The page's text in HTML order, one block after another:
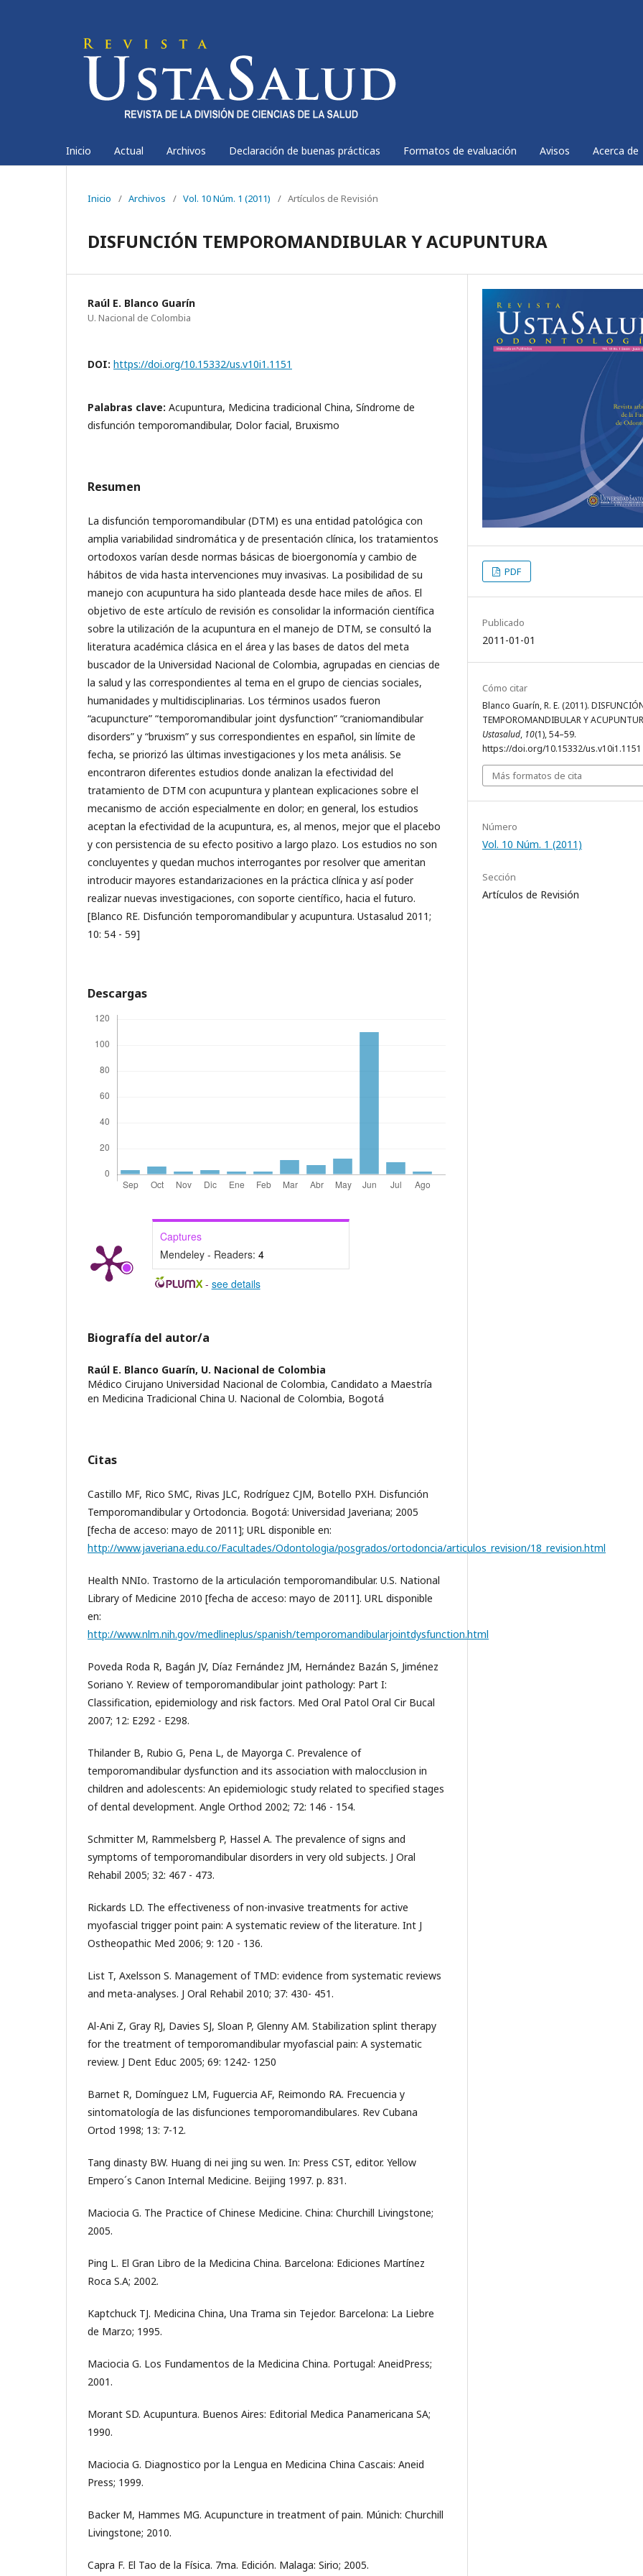
Inicio Actual Archivos Declaración de buenas prácticas Formatos de evaluación Avisos Acerca de
Inicio / Archivos / Vol. 10 Núm. 1 (2011) / Artículos de Revisión
DISFUNCIÓN TEMPOROMANDIBULAR Y ACUPUNTURA
Raúl E. Blanco Guarín
U. Nacional de Colombia
DOI: https://doi.org/10.15332/us.v10i1.1151
Palabras clave: Acupuntura, Medicina tradicional China, Síndrome de
disfunción temporomandibular, Dolor facial, Bruxismo
Resumen
La disfunción temporomandibular (DTM) es una entidad patológica con
amplia variabilidad sindromática y de presentación clínica, los tratamientos
ortodoxos varían desde normas básicas de bioergonomía y cambio de
hábitos de vida hasta intervenciones muy invasivas. La posibilidad de su
manejo con acupuntura ha sido planteada desde hace miles de años. El
objetivo de este artículo de revisión es consolidar la información científica
sobre la utilización de la acupuntura en el manejo de DTM, se consultó la
literatura académica clásica en el área y las bases de datos del meta
buscador de la Universidad Nacional de Colombia, agrupadas en ciencias de
la salud y las correspondientes al tema en el grupo de ciencias sociales,
humanidades y multidisciplinarias. Los términos usados fueron
“acupuncture” “temporomandibular joint dysfunction” “craniomandibular
disorders” y “bruxism” y sus correspondientes en español, sin límite de
fecha, se priorizó las últimas investigaciones y los meta análisis. Se
encontraron diferentes estudios donde analizan la efectividad del
tratamiento de DTM con acupuntura y plantean explicaciones sobre el
mecanismo de acción especialmente en dolor; en general, los estudios
aceptan la efectividad de la acupuntura, es, al menos, mejor que el placebo
y con persistencia de su efecto positivo a largo plazo. Los estudios no son
concluyentes y quedan muchos interrogantes por resolver que ameritan
introducir mayores estandarizaciones en la práctica clínica y así poder
realizar nuevas investigaciones, con soporte científico, hacia el futuro.
[Blanco RE. Disfunción temporomandibular y acupuntura. Ustasalud 2011;
10: 54 - 59]
Descargas
Captures
Mendeley - Readers: 4
- see details
Biografía del autor/a
Raúl E. Blanco Guarín, U. Nacional de Colombia
Médico Cirujano Universidad Nacional de Colombia, Candidato a Maestría
en Medicina Tradicional China U. Nacional de Colombia, Bogotá
Citas
Castillo MF, Rico SMC, Rivas JLC, Rodríguez CJM, Botello PXH. Disfunción
Temporomandibular y Ortodoncia. Bogotá: Universidad Javeriana; 2005
[fecha de acceso: mayo de 2011]; URL disponible en:
http://www.javeriana.edu.co/Facultades/Odontologia/posgrados/ortodoncia/articulos_revision/18_revision.html
Health NNIo. Trastorno de la articulación temporomandibular. U.S. National
Library of Medicine 2010 [fecha de acceso: mayo de 2011]. URL disponible
en:
http://www.nlm.nih.gov/medlineplus/spanish/temporomandibularjointdysfunction.html
Poveda Roda R, Bagán JV, Díaz Fernández JM, Hernández Bazán S, Jiménez
Soriano Y. Review of temporomandibular joint pathology: Part I:
Classification, epidemiology and risk factors. Med Oral Patol Oral Cir Bucal
2007; 12: E292 - E298.
Thilander B, Rubio G, Pena L, de Mayorga C. Prevalence of
temporomandibular dysfunction and its association with malocclusion in
children and adolescents: An epidemiologic study related to specified stages
of dental development. Angle Orthod 2002; 72: 146 - 154.
Schmitter M, Rammelsberg P, Hassel A. The prevalence of signs and
symptoms of temporomandibular disorders in very old subjects. J Oral
Rehabil 2005; 32: 467 - 473.
Rickards LD. The effectiveness of non-invasive treatments for active
myofascial trigger point pain: A systematic review of the literature. Int J
Ostheopathic Med 2006; 9: 120 - 136.
List T, Axelsson S. Management of TMD: evidence from systematic reviews
and meta-analyses. J Oral Rehabil 2010; 37: 430- 451.
Al-Ani Z, Gray RJ, Davies SJ, Sloan P, Glenny AM. Stabilization splint therapy
for the treatment of temporomandibular myofascial pain: A systematic
review. J Dent Educ 2005; 69: 1242- 1250
Barnet R, Domínguez LM, Fuguercia AF, Reimondo RA. Frecuencia y
sintomatología de las disfunciones temporomandibulares. Rev Cubana
Ortod 1998; 13: 7-12.
Tang dinasty BW. Huang di nei jing su wen. In: Press CST, editor. Yellow
Empero´s Canon Internal Medicine. Beijing 1997. p. 831.
Maciocia G. The Practice of Chinese Medicine. China: Churchill Livingstone;
2005.
Ping L. El Gran Libro de la Medicina China. Barcelona: Ediciones Martínez
Roca S.A; 2002.
Kaptchuck TJ. Medicina China, Una Trama sin Tejedor. Barcelona: La Liebre
de Marzo; 1995.
Maciocia G. Los Fundamentos de la Medicina China. Portugal: AneidPress;
2001.
Morant SD. Acupuntura. Buenos Aires: Editorial Medica Panamericana SA;
1990.
Maciocia G. Diagnostico por la Lengua en Medicina China Cascais: Aneid
Press; 1999.
Backer M, Hammes MG. Acupuncture in treatment of pain. Múnich: Churchill
Livingstone; 2010.
Capra F. El Tao de la Física. 7ma. Edición. Malaga: Sirio; 2005.
PDF
Publicado
2011-01-01
Cómo citar
Blanco Guarín, R. E. (2011).
TEMPOROMANDIBULAR Y
Ustasalud, 10(1), 54–59.
https://doi.org/10.15332/us.v10i1.1151
Más formatos de cita
Número
Vol. 10 Núm. 1 (2011)
Sección
Artículos de Revisión